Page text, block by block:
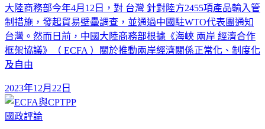
大陸商務部今年4月12日，對 台灣 針對陸方2455項產品輸入管
制措施，發起貿易壁壘調查，並通過中國駐WTO代表團通知
台灣。然而日前，中國大陸商務部根據《海峽 兩岸 經濟合作
框架協議》（ ECFA ）關於推動兩岸經濟關係正常化、制度化
及自由
2023年12月22日
國政評論